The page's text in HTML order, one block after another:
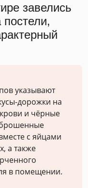
завелись
указывают
дорожки на
и чёрные
с яйцами
а также
в помещении.